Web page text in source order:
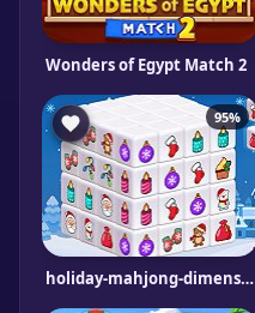
Wonders of Egypt Match 2
95%
holiday-mahjong-dimensions